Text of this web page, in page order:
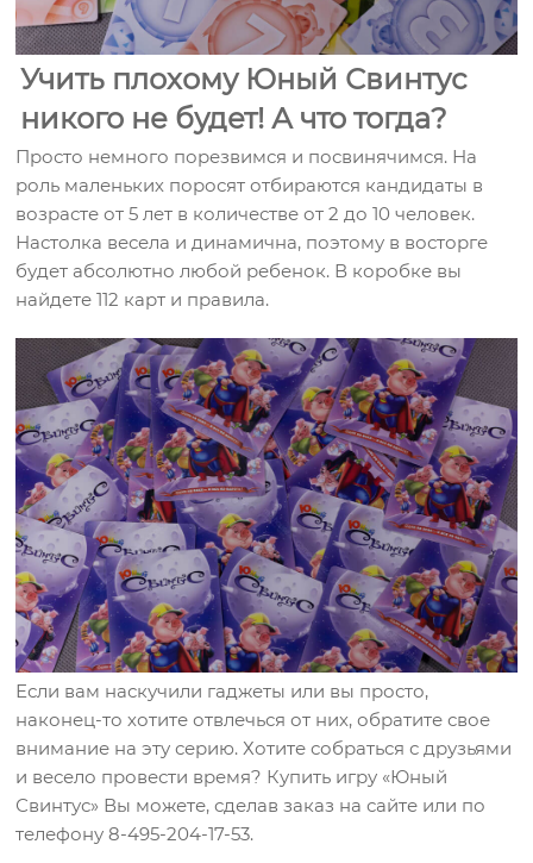
Учить плохому Юный Свинтус
никого не будет! А что тогда?
Просто немного порезвимся и посвинячимся. На
роль маленьких поросят отбираются кандидаты в
возрасте от 5 лет в количестве от 2 до 10 человек.
Настолка весела и динамична, поэтому в восторге
будет абсолютно любой ребенок. В коробке вы
найдете 112 карт и правила.
Если вам наскучили гаджеты или вы просто,
наконец-то хотите отвлечься от них, обратите свое
внимание на эту серию. Хотите собраться с друзьями
и весело провести время? Купить игру «Юный
Свинтус» Вы можете, сделав заказ на сайте или по
телефону 8-495-204-17-53.